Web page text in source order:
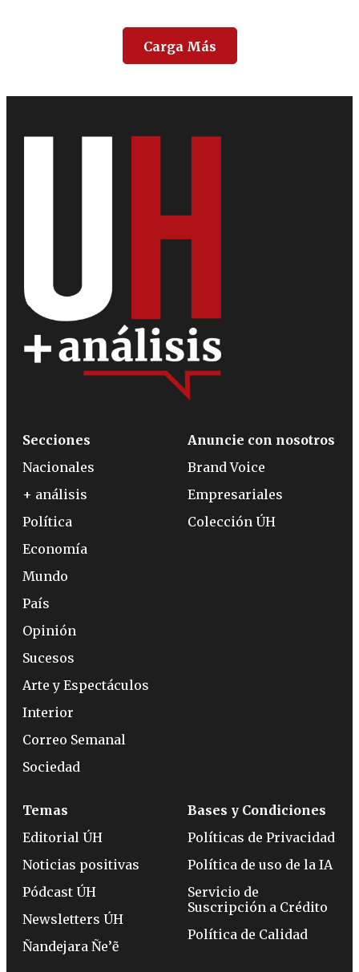
Carga Más
Secciones
Nacionales
+ análisis
Política
Economía
Mundo
País
Opinión
Sucesos
Arte y Espectáculos
Interior
Correo Semanal
Sociedad
Anuncie con nosotros
Brand Voice
Empresariales
Colección ÚH
Temas
Editorial ÚH
Noticias positivas
Pódcast ÚH
Newsletters ÚH
Ñandejara Ñe’ẽ
Bases y Condiciones
Políticas de Privacidad
Política de uso de la IA
Servicio de
Suscripción a Crédito
Política de Calidad